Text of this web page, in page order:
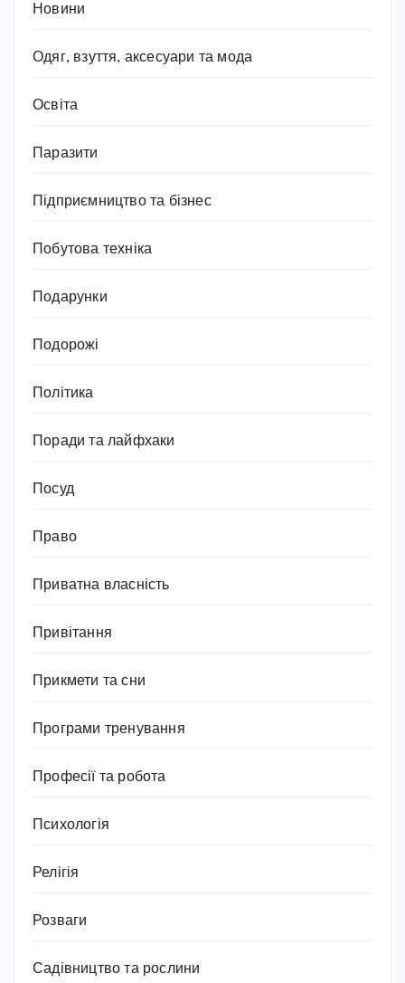
Новини
Одяг, взуття, аксесуари та мода
Освіта
Паразити
Підприємництво та бізнес
Побутова техніка
Подарунки
Подорожі
Політика
Поради та лайфхаки
Посуд
Право
Приватна власність
Привітання
Прикмети та сни
Програми тренування
Професії та робота
Психологія
Релігія
Розваги
Садівництво та рослини